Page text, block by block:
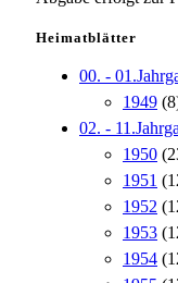
Heimatblätter
00. -
1949
02. -
1950
1951
1952
1953
1954